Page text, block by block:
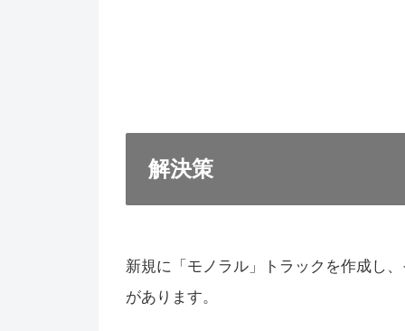
解決策
新規に「モノラル」トラックを作成し
があります。